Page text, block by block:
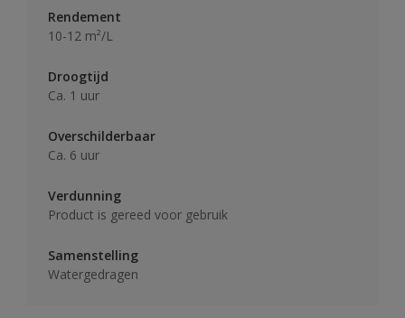
Rendement
10-12 m²/L
Droogtijd
Ca. 1 uur
Overschilderbaar
Ca. 6 uur
Verdunning
Product is gereed voor gebruik
Samenstelling
Watergedragen